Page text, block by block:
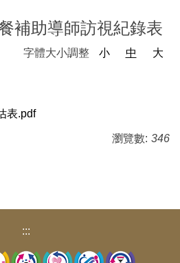
補助導師訪視紀錄表
字體大小調整 小 中
大
表.pdf
瀏覽數: 346
:::